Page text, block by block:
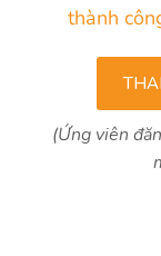
thành
(Ứng viên